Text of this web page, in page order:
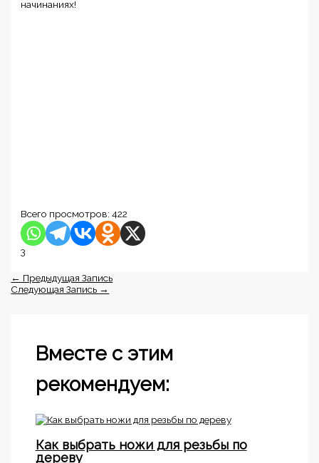
начинаниях!
Всего просмотров: 422
3
← Предыдущая Запись
Следующая Запись →
Вместе с этим
рекомендуем:
Как выбрать ножи для резьбы по
дереву